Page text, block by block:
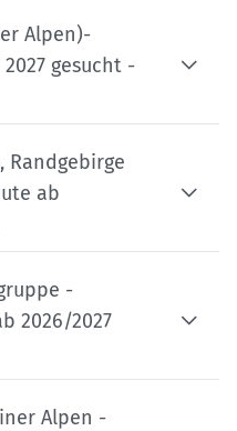
Alpen)-
gesucht -
Randgebirge
ab
-
2026/2027
Alpen -